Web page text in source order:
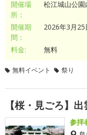
開催場
所：
松江城山公園
開催期
間：
2026年3月
料金: 無料
無料イベント 祭り
【桜・見ごろ】
参拝